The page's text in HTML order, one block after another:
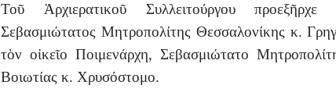
Τοῦ Ἀρχιερατικοῦ Συλλειτούργου προεξῆρχε
Σεβασμιώτατος Μητροπολίτης Θεσσαλονίκης κ.
τὸν οἰκεῖο Ποιμενάρχη, Σεβασμιώτατο
Βοιωτίας κ. Χρυσόστομο.